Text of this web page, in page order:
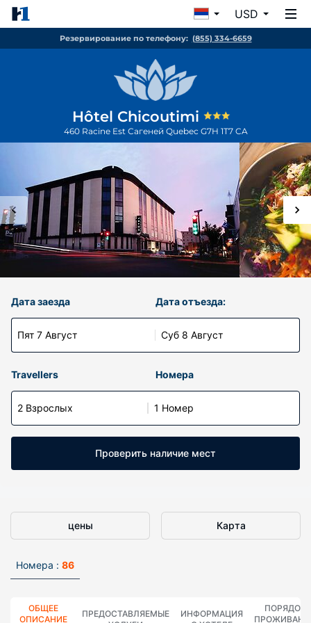
USD
Резервирование по телефону: (855) 334-6659
Hôtel Chicoutimi
460 Racine Est Сагеней Quebec G7H 1T7 CA
Дата заезда
Пят 7 Август
Дата отъезда:
Суб 8 Август
Travellers Номера
2 Взрослых 1 Номер
Проверить наличие мест
цены Карта
Номера : 86
ОБЩЕЕ
ОПИСАНИЕ
ПРЕДОСТАВЛЯЕМЫЕ
ИНФОРМАЦИЯ
ПОРЯДОК